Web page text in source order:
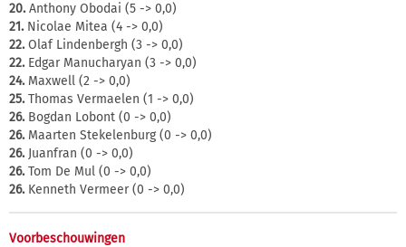
20.Anthony Obodai (5 -> 0,0)
21.Nicolae Mitea (4 -> 0,0)
22.Olaf Lindenbergh (3 -> 0,0)
22.Edgar Manucharyan (3 -> 0,0)
24.Maxwell (2 -> 0,0)
25.Thomas Vermaelen (1 -> 0,0)
26.Bogdan Lobont (0 -> 0,0)
26.Maarten Stekelenburg (0 -> 0,0)
26.Juanfran (0 -> 0,0)
26.Tom De Mul (0 -> 0,0)
26.Kenneth Vermeer (0 -> 0,0)
Voorbeschouwingen